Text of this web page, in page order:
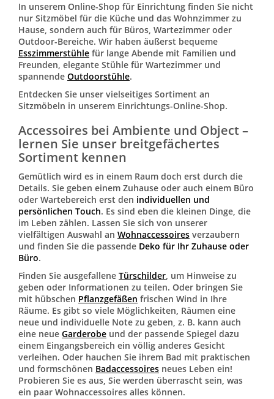
In unserem Online-Shop für Einrichtung finden Sie nicht
nur Sitzmöbel für die Küche und das Wohnzimmer zu
Hause, sondern auch für Büros, Wartezimmer oder
Outdoor-Bereiche. Wir haben äußerst bequeme
Esszimmerstühle für lange Abende mit Familien und
Freunden, elegante Stühle für Wartezimmer und
spannende Outdoorstühle.
Entdecken Sie unser vielseitiges Sortiment an
Sitzmöbeln in unserem Einrichtungs-Online-Shop.
Accessoires bei Ambiente und Object –
lernen Sie unser breitgefächertes
Sortiment kennen
Gemütlich wird es in einem Raum doch erst durch die
Details. Sie geben einem Zuhause oder auch einem Büro
oder Wartebereich erst den individuellen und
persönlichen Touch. Es sind eben die kleinen Dinge, die
im Leben zählen. Lassen Sie sich von unserer
vielfältigen Auswahl an Wohnaccessoires verzaubern
und finden Sie die passende Deko für Ihr Zuhause oder
Büro.
Finden Sie ausgefallene Türschilder, um Hinweise zu
geben oder Informationen zu teilen. Oder bringen Sie
mit hübschen Pflanzgefäßen frischen Wind in Ihre
Räume. Es gibt so viele Möglichkeiten, Räumen eine
neue und individuelle Note zu geben, z. B. kann auch
eine neue Garderobe und der passende Spiegel dazu
einem Eingangsbereich ein völlig anderes Gesicht
verleihen. Oder hauchen Sie ihrem Bad mit praktischen
und formschönen Badaccessoires neues Leben ein!
Probieren Sie es aus, Sie werden überrascht sein, was
ein paar Wohnaccessoires alles können.